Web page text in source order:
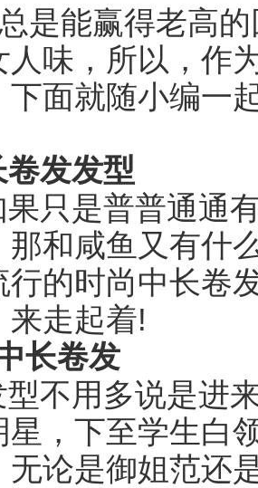
是能赢得老高
人味，所以，作
下面就随小编一
发发型
只是普普通通
那和咸鱼又有什
行的时尚中长卷
来走起着!
长卷发
不用多说是进
星，下至学生白
无论是御姐范还